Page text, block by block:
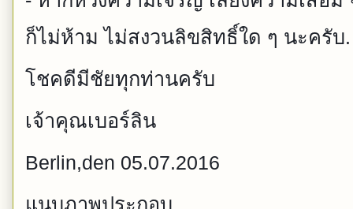
ก็ไม่ห้าม ไม่สงวนลิขสิทธิ์ใด ๆ นะครับ.
โชคดีมีชัยทุกท่านครับ
เจ้าคุณเบอร์ลิน
Berlin,den 05.07.2016
แนบภาพประกอบ.